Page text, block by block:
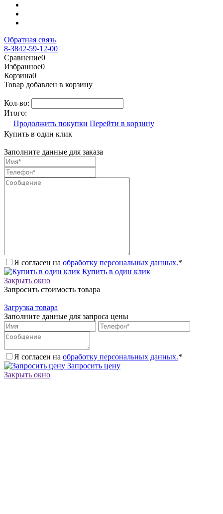
Обратная связь
8-3842-59-12-00
Сравнение0
Избранное0
Корзина0
Товар добавлен в корзину
Кол-во:
Итого:
Продолжить покупки Перейти в корзину
Купить в один клик
Заполните данные для заказа
Я согласен на обработку персональных данных.*
Купить в один клик
Закрыть окно
Запросить стоимость товара
Загрузка товара
Заполните данные для запроса цены
Я согласен на обработку персональных данных.*
Запросить цену
Закрыть окно